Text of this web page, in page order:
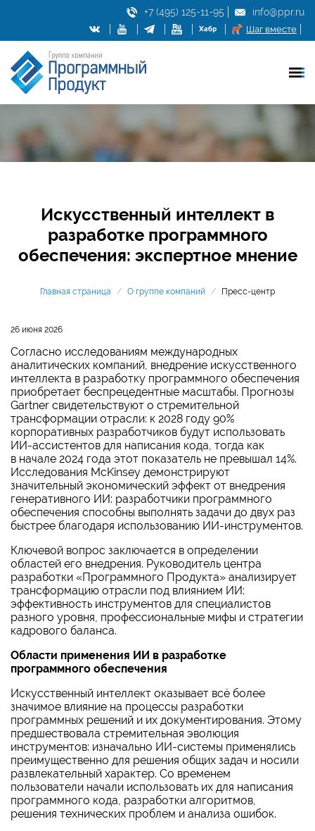
+7 (495) 125-11-95 info@ppr.ru
Шаг вместе
Искусственный интеллект в
разработке программного
обеспечения: экспертное мнение
Главная страница / О группе компаний / Пресс-центр
26 июня 2026
Согласно исследованиям международных
аналитических компаний, внедрение искусственного
интеллекта в разработку программного обеспечения
приобретает беспрецедентные масштабы. Прогнозы
Gartner свидетельствуют о стремительной
трансформации отрасли: к 2028 году 90%
корпоративных разработчиков будут использовать
ИИ-ассистентов для написания кода, тогда как
в начале 2024 года этот показатель не превышал 14%.
Исследования McKinsey демонстрируют
значительный экономический эффект от внедрения
генеративного ИИ: разработчики программного
обеспечения способны выполнять задачи до двух раз
быстрее благодаря использованию ИИ-инструментов.
Ключевой вопрос заключается в определении
областей его внедрения. Руководитель центра
разработки «Программного Продукта» анализирует
трансформацию отрасли под влиянием ИИ:
эффективность инструментов для специалистов
разного уровня, профессиональные мифы и стратегии
кадрового баланса.
Области применения ИИ в разработке
программного обеспечения
Искусственный интеллект оказывает всё более
значимое влияние на процессы разработки
программных решений и их документирования. Этому
предшествовала стремительная эволюция
инструментов: изначально ИИ-системы применялись
преимущественно для решения общих задач и носили
развлекательный характер. Со временем
пользователи начали использовать их для написания
программного кода, разработки алгоритмов,
решения технических проблем и анализа ошибок.